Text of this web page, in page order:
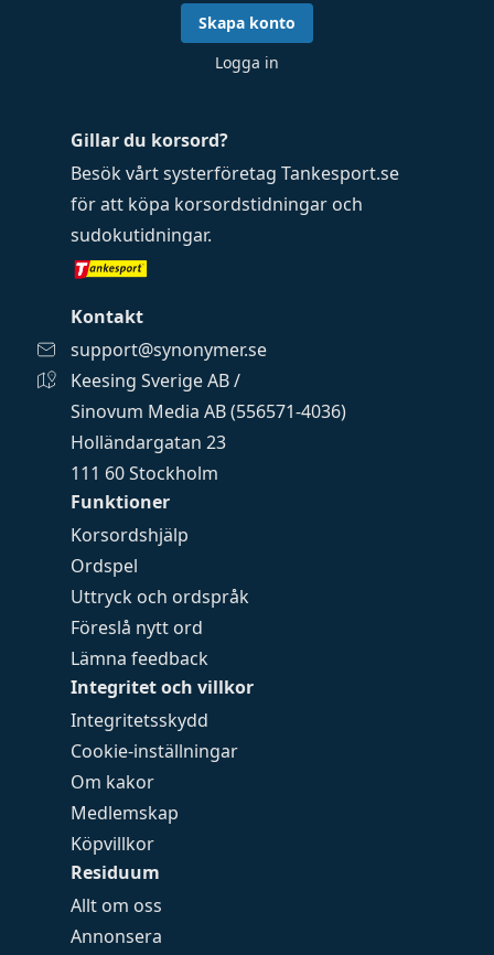
Funktioner
Korsordshjälp
Ordspel
Uttryck och ordspråk
Föreslå nytt ord
Lämna feedback
Integritet och villkor
Integritetsskydd
Cookie-inställningar
Om kakor
Medlemskap
Köpvillkor
Residuum
Allt om oss
Annonsera
Gillar du korsord?
Besök vårt systerföretag Tankesport.se
för att köpa korsordstidningar och
sudokutidningar.
Kontakt
support@synonymer.se
Keesing Sverige AB /
Sinovum Media AB (556571-4036)
Holländargatan 23
111 60 Stockholm
Skapa konto
Logga in